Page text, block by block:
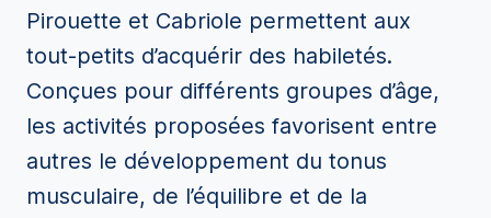
Pirouette et Cabriole permettent aux
tout-petits d’acquérir des habiletés.
Conçues pour différents groupes d’âge,
les activités proposées favorisent entre
autres le développement du tonus
musculaire, de l’équilibre et de la